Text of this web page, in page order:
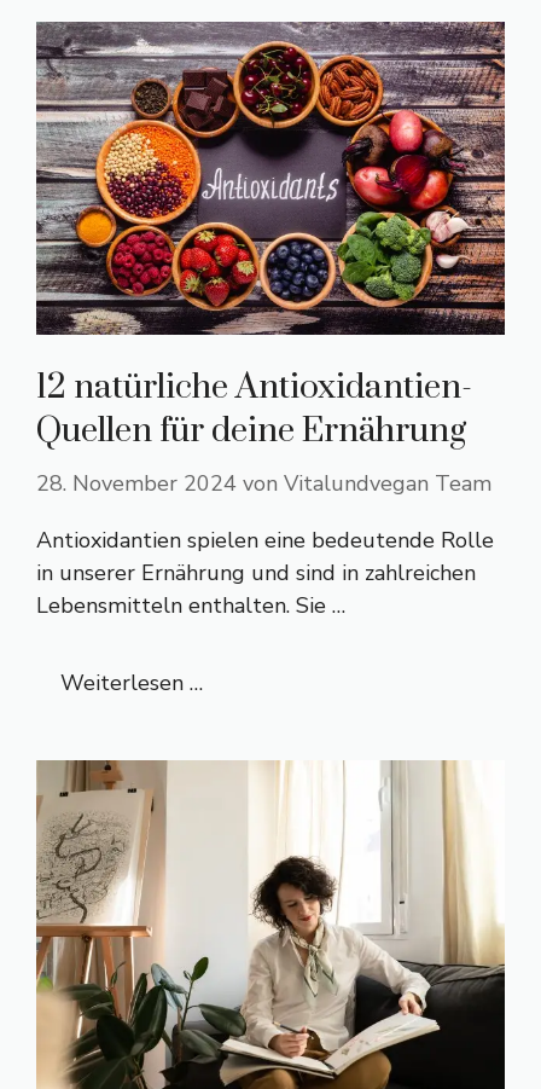
12 natürliche Antioxidantien-
Quellen für deine Ernährung
28. November 2024 von Vitalundvegan Team
Antioxidantien spielen eine bedeutende Rolle
in unserer Ernährung und sind in zahlreichen
Lebensmitteln enthalten. Sie …
Weiterlesen …